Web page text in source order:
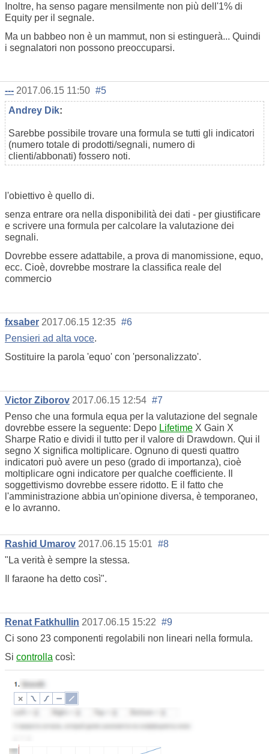
Inoltre, ha senso pagare mensilmente non più dell'1% di
Equity per il segnale.
Ma un babbeo non è un mammut, non si estinguerà... Quindi
i segnalatori non possono preoccuparsi.
--- 2017.06.15 11:50 #5
Andrey Dik:
Sarebbe possibile trovare una formula se tutti gli indicatori
(numero totale di prodotti/segnali, numero di
clienti/abbonati) fossero noti.
l'obiettivo è quello di.
senza entrare ora nella disponibilità dei dati - per giustificare
e scrivere una formula per calcolare la valutazione dei
segnali.
Dovrebbe essere adattabile, a prova di manomissione, equo,
ecc. Cioè, dovrebbe mostrare la classifica reale del
commercio
fxsaber 2017.06.15 12:35 #6
Pensieri ad alta voce.
Sostituire la parola 'equo' con 'personalizzato'.
Victor Ziborov 2017.06.15 12:54 #7
Penso che una formula equa per la valutazione del segnale
dovrebbe essere la seguente: Depo Lifetime X Gain X
Sharpe Ratio e dividi il tutto per il valore di Drawdown. Qui il
segno X significa moltiplicare. Ognuno di questi quattro
indicatori può avere un peso (grado di importanza), cioè
moltiplicare ogni indicatore per qualche coefficiente. Il
soggettivismo dovrebbe essere ridotto. E il fatto che
l'amministrazione abbia un'opinione diversa, è temporaneo,
e lo avranno.
Rashid Umarov 2017.06.15 15:01 #8
"La verità è sempre la stessa.
Il faraone ha detto così".
Renat Fatkhullin 2017.06.15 15:22 #9
Ci sono 23 componenti regolabili non lineari nella formula.
Si controlla così: